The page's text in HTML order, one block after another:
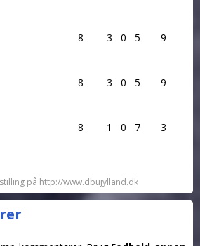
8 3 0 5 9
8 3 0 5 9
8 1 0 7 3
på http://www.dbujylland.dk